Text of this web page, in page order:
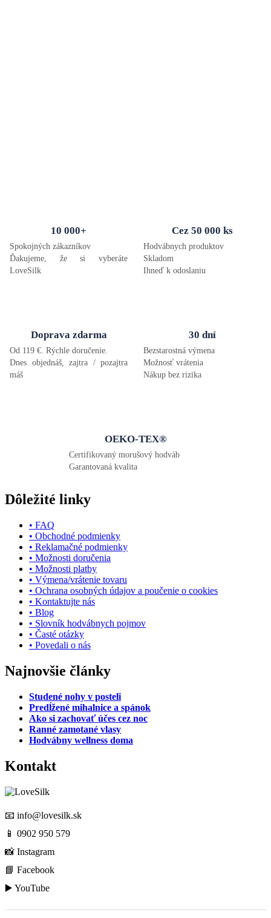
10 000+
Spokojných zákazníkov
Ďakujeme, že si vyberáte
LoveSilk
Cez 50 000 ks
Hodvábnych produktov
Skladom
Ihneď k odoslaniu
Doprava zdarma
Od 119 €. Rýchle doručenie.
Dnes objednáš, zajtra / pozajtra
máš
30 dní
Bezstarostná výmena
Možnosť vrátenia
Nákup bez rizika
OEKO-TEX®
Certifikovaný morušový hodváb
Garantovaná kvalita
Dôležité linky
• FAQ
• Obchodné podmienky
• Reklamačné podmienky
• Možnosti doručenia
• Možnosti platby
• Výmena/vrátenie tovaru
• Ochrana osobných údajov a poučenie o cookies
• Kontaktujte nás
• Blog
• Slovník hodvábnych pojmov
• Časté otázky
• Povedali o nás
Najnovšie články
Studené nohy v posteli
Predĺžené mihalnice a spánok
Ako si zachovať účes cez noc
Ranné zamotané vlasy
Hodvábny wellness doma
Kontakt
📧 info@lovesilk.sk
📱 0902 950 579
📸 Instagram
📘 Facebook
▶️ YouTube